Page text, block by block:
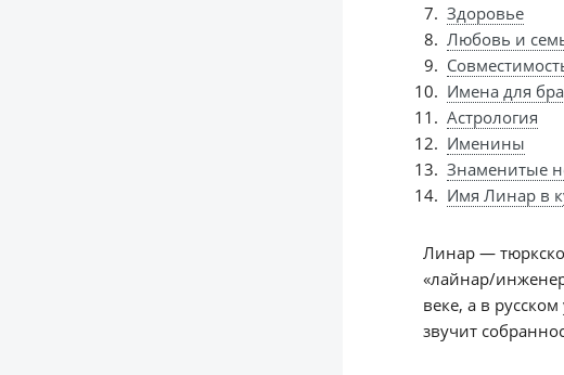
Здоровье
Любовь и
Имена для
Астрология
Именины
Знаменитые
Имя Линар в
Линар —
«лайнар/
веке, а в
звучит